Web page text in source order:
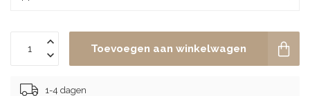
Toevoegen aan winkelwagen
1-4 dagen